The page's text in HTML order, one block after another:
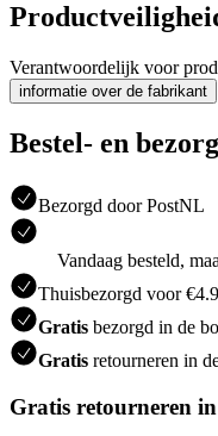
Verantwoordelijk voor
informatie over de fabrikant
Bestel- en
Bezorgd door PostNL
Vandaag besteld,
Thuisbezorgd voor
Gratis bezorgd in de
Gratis retourneren in
Gratis retourneren